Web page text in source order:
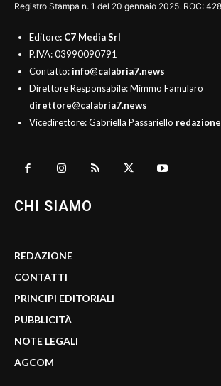
Registro Stampa n. 1 del 20 gennaio 2025. ROC:
Editore: C7 Media Srl
P.IVA: 03990090791
Contatto:info@calabria7.news
Direttore Responsabile: Mimmo Famularo
direttore@calabria7.news
Vicedirettore: Gabriella Passariello
CHI SIAMO
REDAZIONE
CONTATTI
PRINCIPI EDITORIALI
PUBBLICITÀ
NOTE LEGALI
AGCOM